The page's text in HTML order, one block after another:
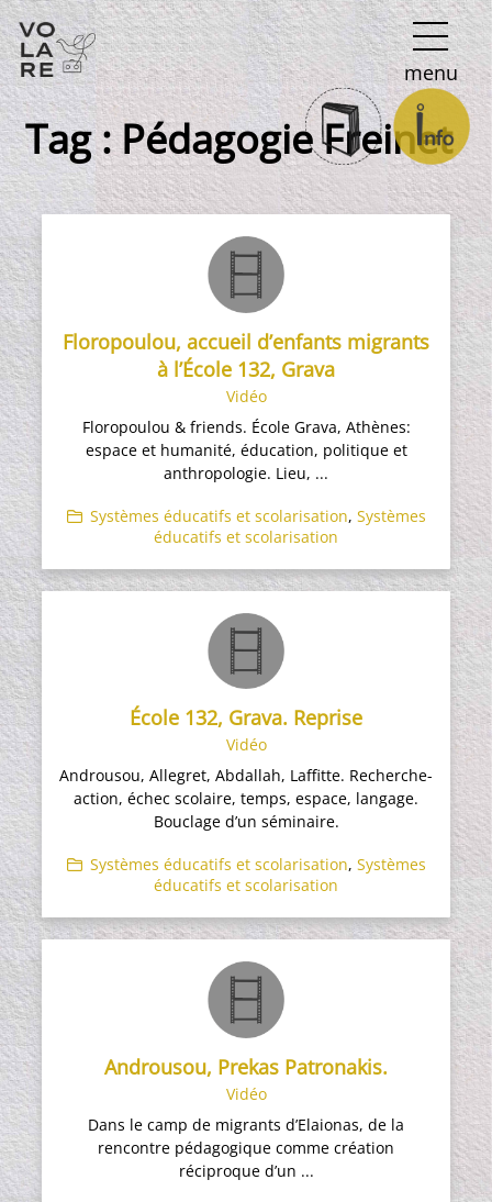
Navigation
principale
menu
Tag :Pédagogie Freinet
Floropoulou, accueil d’enfants migrants
à l’École 132, Grava
Vidéo
Floropoulou & friends. École Grava, Athènes:
espace et humanité, éducation, politique et
anthropologie. Lieu, ...
Systèmes éducatifs et scolarisation, Systèmes
éducatifs et scolarisation
École 132, Grava. Reprise
Vidéo
Androusou, Allegret, Abdallah, Laffitte. Recherche-
action, échec scolaire, temps, espace, langage.
Bouclage d’un séminaire.
Systèmes éducatifs et scolarisation, Systèmes
éducatifs et scolarisation
Androusou, Prekas Patronakis.
Vidéo
Dans le camp de migrants d’Elaionas, de la
rencontre pédagogique comme création
réciproque d’un ...